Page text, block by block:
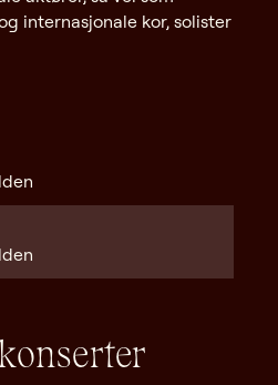
internasjonale kor, solister